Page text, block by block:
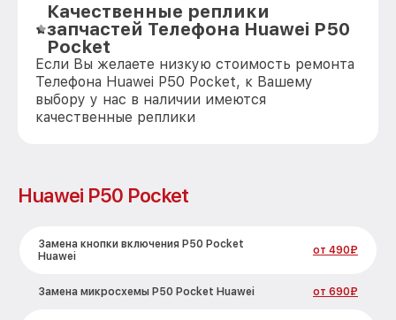
Качественные реплики
запчастей Телефона Huawei P50
Pocket
Если Вы желаете низкую стоимость ремонта
Телефона Huawei P50 Pocket, к Вашему
выбору у нас в наличии имеются
качественные реплики
Huawei P50 Pocket
Замена кнопки включения P50 Pocket
Huawei
от 490₽
Замена микросхемы P50 Pocket Huawei от 690₽